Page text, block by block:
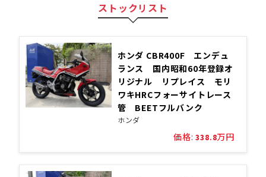
ストックリスト
ホンダ CBR400F エンデュ
ランス 国内昭和60年登録オ
リジナル リプレイス モリ
ワキHRCフォーサイトレース
管 BEETフルバンク
ホンダ
価格: 338.8万円